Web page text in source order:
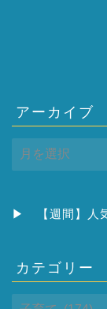
アーカイブ
ー
ブ
▶ 【週間】
カテゴリー